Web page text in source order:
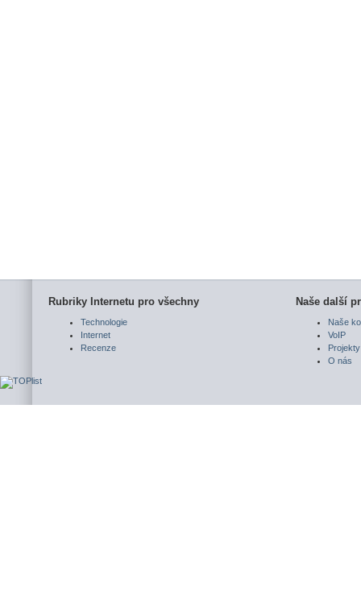
Rubriky Internetu pro všechny
Technologie
Internet
Recenze
Naše další
Naše
VoIP
Projekty
O nás